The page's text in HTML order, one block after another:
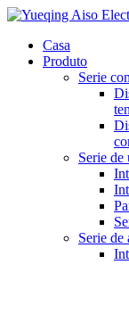
Casa
Produto
Serie
Serie de
Serie de